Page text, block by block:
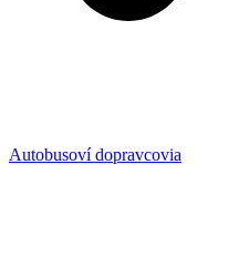
Autobusoví dopravcovia